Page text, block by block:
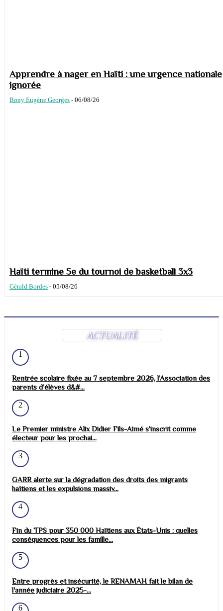
Apprendre à nager en Haïti : une urgence nationale
ignorée
Bony Eugène Georges - 06/08/26
Haïti termine 5e du tournoi de basketball 3x3
Gérald Bordes - 05/08/26
ACTUALITÉ
1
Rentrée scolaire fixée au 7 septembre 2026, l’Association des
parents d’élèves d&#...
2
Le Premier ministre Alix Didier Fils-Aimé s'inscrit comme
électeur pour les prochai...
3
GARR alerte sur la dégradation des droits des migrants
haïtiens et les expulsions massiv...
4
Fin du TPS pour 350 000 Haïtiens aux États-Unis : quelles
conséquences pour les famille...
5
Entre progrès et insécurité, le RENAMAH fait le bilan de
l'année judiciaire 2025-...
6